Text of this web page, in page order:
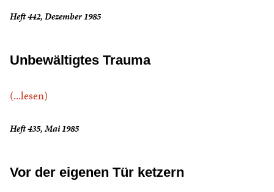
Heft 442, Dezember 1985
Unbewältigtes Trauma
(...lesen)
Heft 435, Mai 1985
Vor der eigenen Tür ketzern